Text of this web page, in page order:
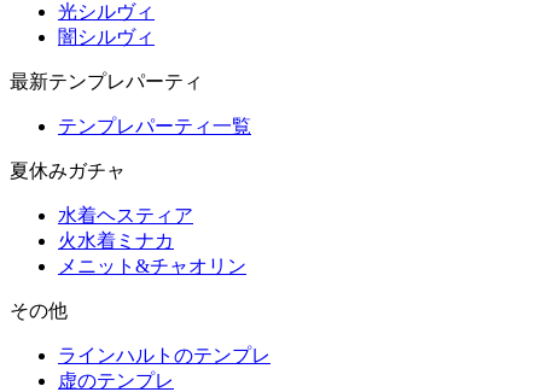
光シルヴィ
闇シルヴィ
最新テンプレパーティ
テンプレパーティ一覧
夏休みガチャ
水着ヘスティア
火水着ミナカ
メニット&チャオリン
その他
ラインハルトのテンプレ
虚のテンプレ